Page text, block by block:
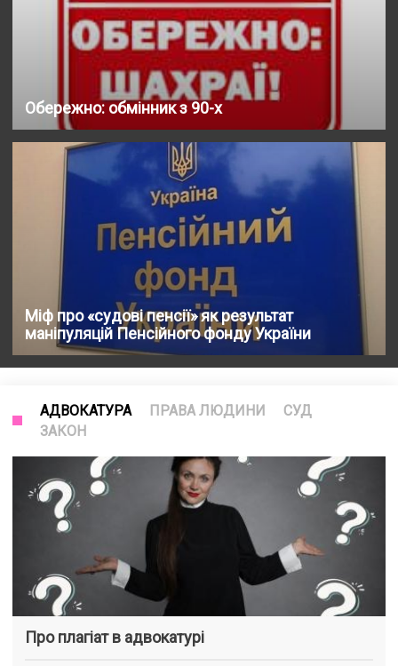
Обережно: обмінник з 90-х
Міф про «судові пенсії» як результат
маніпуляцій Пенсійного фонду України
АДВОКАТУРА ПРАВА ЛЮДИНИ
СУД
ЗАКОН
Про плагіат в адвокатурі